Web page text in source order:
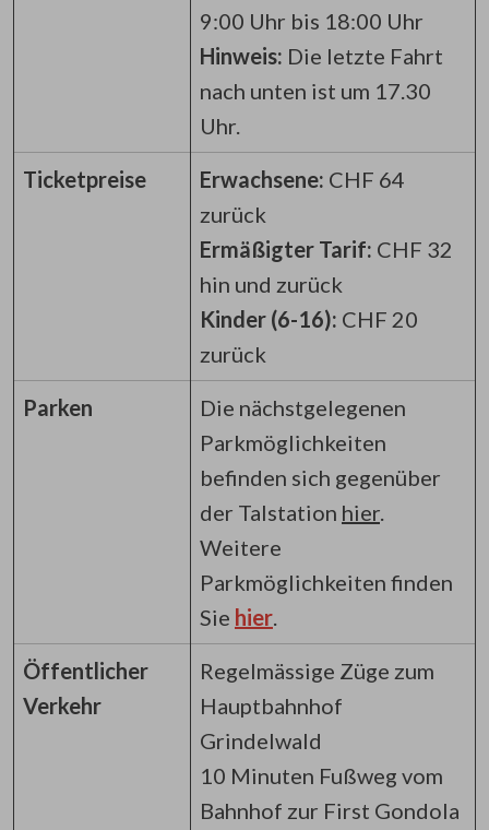
9:00 Uhr bis 18:00 Uhr
Hinweis: Die letzte Fahrt
nach unten ist um 17.30
Uhr.
Ticketpreise Erwachsene: CHF 64
zurück
Ermäßigter Tarif: CHF 32
hin und zurück
Kinder (6-16): CHF 20
zurück
Parken
Die nächstgelegenen
Parkmöglichkeiten
befinden sich gegenüber
der Talstation hier.
Weitere
Parkmöglichkeiten finden
Sie hier.
Öffentlicher
Verkehr
Regelmässige Züge zum
Hauptbahnhof
Grindelwald
10 Minuten Fußweg vom
Bahnhof zur First Gondola